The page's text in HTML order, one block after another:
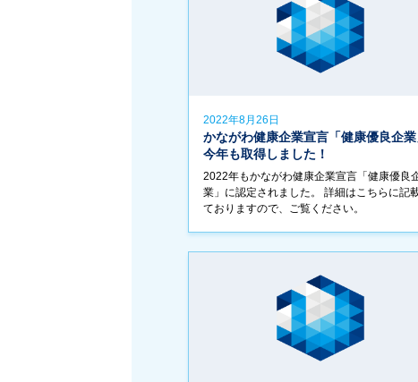
2022年8月26日
かながわ健康企業宣言「健康優良企業
今年も取得しました！
2022年もかながわ健康企業宣言「健康優良
業」に認定されました。 詳細はこちらに記
ておりますので、ご覧ください。